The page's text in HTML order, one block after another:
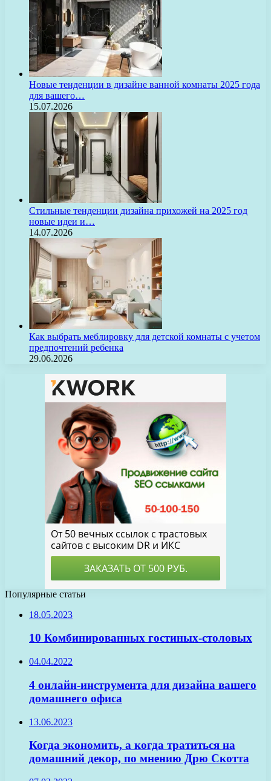
Новые тенденции в дизайне ванной комнаты 2025 года
для вашего…
15.07.2026
Стильные тенденции дизайна прихожей на 2025 год
новые идеи и…
14.07.2026
Как выбрать меблировку для детской комнаты с учетом
предпочтений ребенка
29.06.2026
Популярные статьи
18.05.2023
10 Комбинированных гостиных-столовых
04.04.2022
4 онлайн-инструмента для дизайна вашего
домашнего офиса
13.06.2023
Когда экономить, а когда тратиться на
домашний декор, по мнению Дрю Скотта